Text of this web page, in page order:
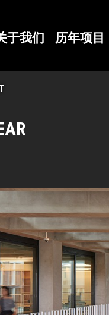
于我们 历年项目